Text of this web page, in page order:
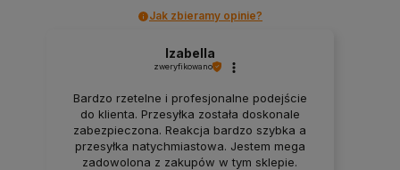
Jak zbieramy opinie?
Izabella
zweryfikowano
Bardzo rzetelne i profesjonalne podejście
do klienta. Przesyłka została doskonale
zabezpieczona. Reakcja bardzo szybka a
przesyłka natychmiastowa. Jestem mega
zadowolona z zakupów w tym sklepie.